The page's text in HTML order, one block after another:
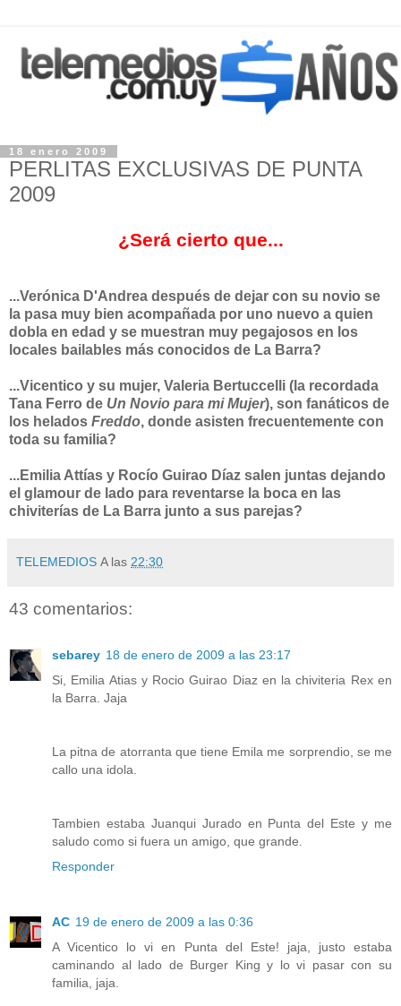
18 enero 2009
PERLITAS EXCLUSIVAS DE PUNTA
2009
¿Será cierto que...
...Verónica D'Andrea después de dejar con su novio se
la pasa muy bien acompañada por uno nuevo a quien
dobla en edad y se muestran muy pegajosos en los
locales bailables más conocidos de La Barra?
...Vicentico y su mujer, Valeria Bertuccelli (la recordada
Tana Ferro de Un Novio para mi Mujer), son fanáticos de
los helados Freddo, donde asisten frecuentemente con
toda su familia?
...Emilia Attías y Rocío Guirao Díaz salen juntas dejando
el glamour de lado para reventarse la boca en las
chiviterías de La Barra junto a sus parejas?
TELEMEDIOS A las 22:30
43 comentarios:
sebarey 18 de enero de 2009 a las 23:17
Si, Emilia Atias y Rocio Guirao Diaz en la chiviteria Rex en
la Barra. Jaja
La pitna de atorranta que tiene Emila me sorprendio, se me
callo una idola.
Tambien estaba Juanqui Jurado en Punta del Este y me
saludo como si fuera un amigo, que grande.
Responder
AC 19 de enero de 2009 a las 0:36
A Vicentico lo vi en Punta del Este! jaja, justo estaba
caminando al lado de Burger King y lo vi pasar con su
familia, jaja.